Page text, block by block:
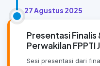
27 Agustus 2025
Presentasi Finalis
Perwakilan FPPTI
Sesi presentasi dari